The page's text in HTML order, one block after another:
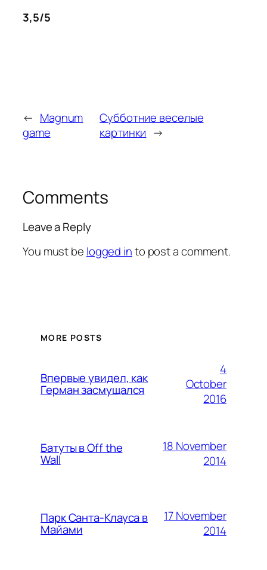
3,5/5
← Magnum
game
Субботние веселые
картинки →
Comments
Leave a Reply
You must be logged into post a comment.
MORE POSTS
Впервые увидел, как
Герман засмущался
4
October
2016
Батуты в Off the
Wall
18 November
2014
Парк Санта-Клауса в
Майами
17 November
2014